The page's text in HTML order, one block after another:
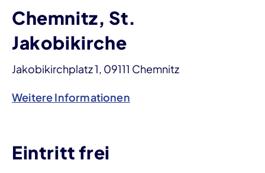
Chemnitz, St.
Jakobikirche
Jakobikirchplatz 1, 09111 Chemnitz
Weitere Informationen
Eintritt frei